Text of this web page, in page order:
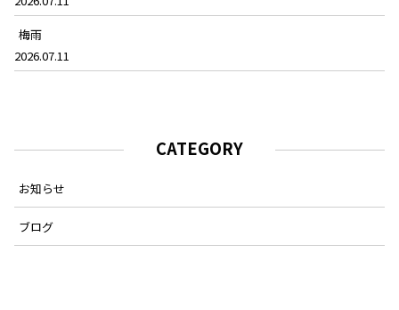
梅雨
2026.07.11
CATEGORY
お知らせ
ブログ